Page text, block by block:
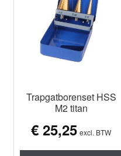
Trapgatborenset HSS
M2 titan
€ 25,25 excl. BTW